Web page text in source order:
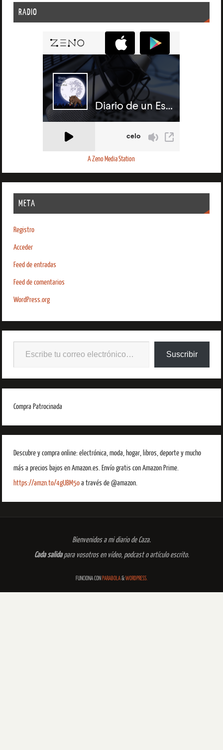
RADIO
A Zeno Media Station
META
Registro
Acceder
Feed de entradas
Feed de comentarios
WordPress.org
Suscribir
Compra Patrocinada
Descubre y compra online: electrónica, moda, hogar, libros, deporte y mucho
más a precios bajos en Amazon.es. Envío gratis con Amazon Prime.
https://amzn.to/4gUBM5oa través de @amazon.
Bienvenidos a mi diario de Caza.
Cada salidapara vosotros en vídeo, podcast o artículo escrito.
FUNCIONA CON PARABOLA&WORDPRESS.